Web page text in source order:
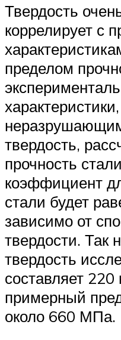
Твердость
коррелирует с
пределом
твердость,
прочность
коэффициент
стали будет
зависимо от
твердости. Так
твердость
составляет 220
примерный
около 660 МПа.